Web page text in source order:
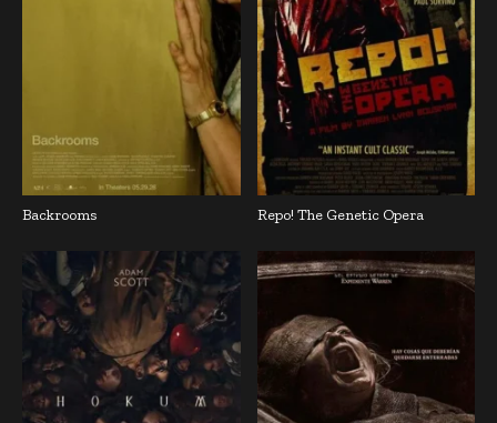
Backrooms Repo! The Genetic Opera